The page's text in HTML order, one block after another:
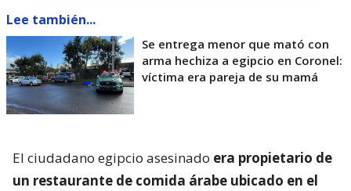
Lee también...
Se entrega menor que mató con
arma hechiza a egipcio en Coronel:
víctima era pareja de su mamá
El ciudadano egipcio asesinado era propietario de
un restaurante de comida árabe ubicado en el